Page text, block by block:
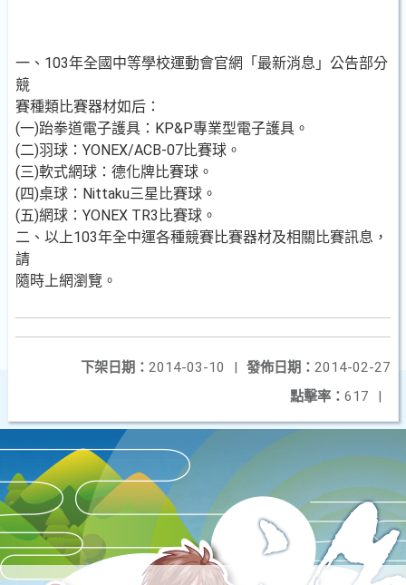
一、103年全國中等學校運動會官網「最新消息」公告部分
競
賽種類比賽器材如后：
(一)跆拳道電子護具：KP&P專業型電子護具。
(二)羽球：YONEX/ACB-07比賽球。
(三)軟式網球：德化牌比賽球。
(四)桌球：Nittaku三星比賽球。
(五)網球：YONEX TR3比賽球。
二、以上103年全中運各種競賽比賽器材及相關比賽訊息，
請
隨時上網瀏覽。
發佈日期： 2014-02-27
下架日期： 2014-03-10
|
點擊率： 617 |